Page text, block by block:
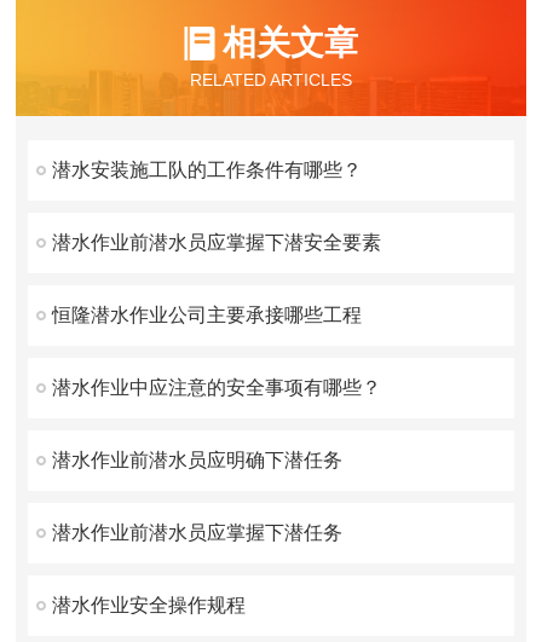
相关文章
RELATED ARTICLES
潜水安装施工队的工作条件有哪些？
潜水作业前潜水员应掌握下潜安全要素
恒隆潜水作业公司主要承接哪些工程
潜水作业中应注意的安全事项有哪些？
潜水作业前潜水员应明确下潜任务
潜水作业前潜水员应掌握下潜任务
潜水作业安全操作规程